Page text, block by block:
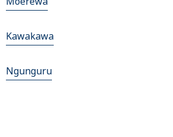
Kawakawa
Ngunguru